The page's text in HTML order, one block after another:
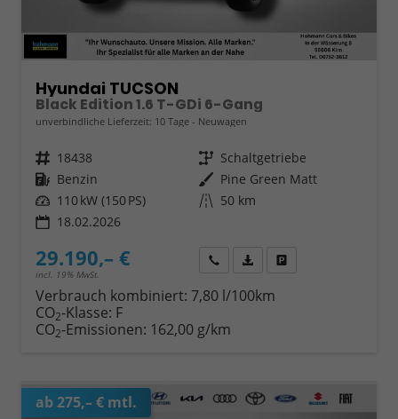
Hyundai TUCSON
Black Edition 1.6 T-GDi 6-Gang
unverbindliche Lieferzeit: 10 Tage Neuwagen
Fahrzeugnr. 18438 Getriebe Schaltgetriebe
Kraftstoff Benzin Außenfarbe Pine Green Matt
Leistung 110 kW (150 PS) Kilometerstand 50 km
18.02.2026
29.190,– €
incl. 19% MwSt.
Wir rufen Sie anFahrzeugexposé (PDF)
Verbrauch kombiniert: 7,80 l/100km
CO2-Klasse: F
CO2-Emissionen: 162,00 g/km
ab 275,– € mtl.